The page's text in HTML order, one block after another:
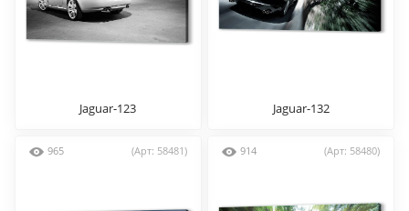
Jaguar-123 Jaguar-132
965 (Арт: 58481) 914 (Арт: 58480)